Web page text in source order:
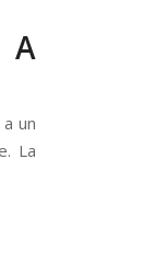
A
un
La